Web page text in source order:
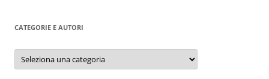
CATEGORIE E AUTORI
Categorie
autori